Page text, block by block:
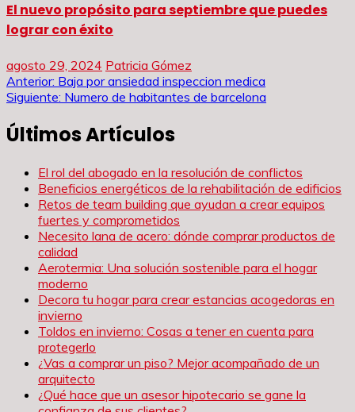
El nuevo propósito para septiembre que puedes
lograr con éxito
agosto 29, 2024 Patricia Gómez
Navegación
entradas
Anterior: Baja por ansiedad inspeccion medica
Siguiente: Numero de habitantes de barcelona
Últimos Artículos
El rol del abogado en la resolución de conflictos
Beneficios energéticos de la rehabilitación de edificios
Retos de team building que ayudan a crear equipos
fuertes y comprometidos
Necesito lana de acero: dónde comprar productos de
calidad
Aerotermia: Una solución sostenible para el hogar
moderno
Decora tu hogar para crear estancias acogedoras en
invierno
Toldos en invierno: Cosas a tener en cuenta para
protegerlo
¿Vas a comprar un piso? Mejor acompañado de un
arquitecto
¿Qué hace que un asesor hipotecario se gane la